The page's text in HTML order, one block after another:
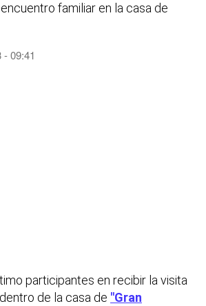
familiar en la casa de
09:41
participantes en recibir la visita
de la casa de "Gran